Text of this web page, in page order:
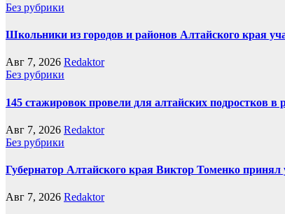
Без рубрики
Школьники из городов и районов Алтайского края
Авг 7, 2026 Redaktor
Без рубрики
145 стажировок провели для алтайских подростков в
Авг 7, 2026 Redaktor
Без рубрики
Губернатор Алтайского края Виктор Томенко
Авг 7, 2026 Redaktor